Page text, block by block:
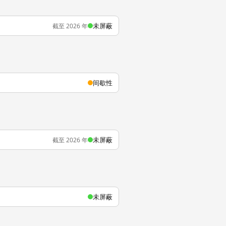
截至 2026 年 未屏蔽
间歇性
截至 2026 年 未屏蔽
未屏蔽